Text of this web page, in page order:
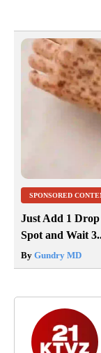
SPONSORED
Just Add 1
Spot and Wait
By Gundry MD